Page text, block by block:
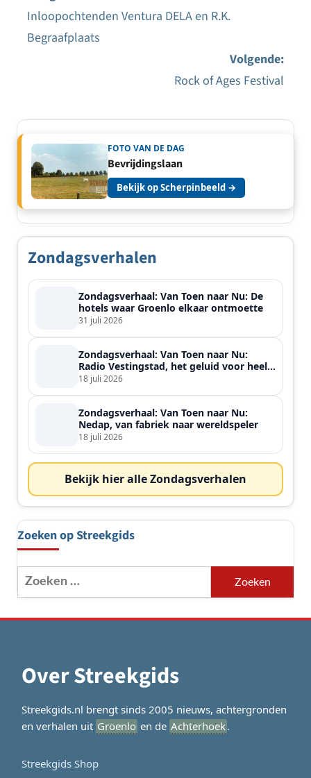
Bericht
Inloopochtenden Ventura DELA en R.K.
Begraafplaats
Volgende:
Rock of Ages Festival
FOTO VAN DE DAG
Bevrijdingslaan
Bekijk op Scherpinbeeld →
Zondagsverhalen
Zondagsverhaal: Van Toen naar Nu: De
hotels waar Groenlo elkaar ontmoette
31 juli 2026
Zondagsverhaal: Van Toen naar Nu:
Radio Vestingstad, het geluid voor heel
de streek
18 juli 2026
Zondagsverhaal: Van Toen naar Nu:
Nedap, van fabriek naar wereldspeler
18 juli 2026
Bekijk hier alle Zondagsverhalen
Zoeken op Streekgids
Zoeken
naar:
Over Streekgids
Streekgids.nl brengt sinds 2005 nieuws, achtergronden
en verhalen uit Groenlo en de Achterhoek.
Streekgids Shop